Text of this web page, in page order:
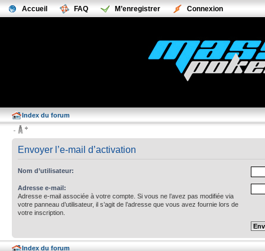
Accueil FAQ M’enregistrer Connexion
Index du forum
Envoyer l’e-mail d’activation
Nom d’utilisateur:
Adresse e-mail:
Adresse e-mail associée à votre compte. Si vous ne l’avez pas modifiée via
votre panneau d’utilisateur, il s’agit de l’adresse que vous avez fournie lors de
votre inscription.
Index du forum